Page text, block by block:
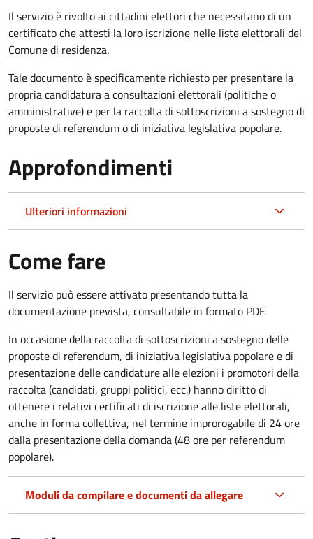
Il servizio è rivolto ai cittadini elettori che necessitano di un
certificato che attesti la loro iscrizione nelle liste elettorali del
Comune di residenza.
Tale documento è specificamente richiesto per presentare la
propria candidatura a consultazioni elettorali (politiche o
amministrative) e per la raccolta di sottoscrizioni a sostegno di
proposte di referendum o di iniziativa legislativa popolare.
Approfondimenti
Ulteriori informazioni
Come fare
Il servizio può essere attivato presentando tutta la
documentazione prevista, consultabile in formato PDF.
In occasione della raccolta di sottoscrizioni a sostegno delle
proposte di referendum, di iniziativa legislativa popolare e di
presentazione delle candidature alle elezioni i promotori della
raccolta (candidati, gruppi politici, ecc.) hanno diritto di
ottenere i relativi certificati di iscrizione alle liste elettorali,
anche in forma collettiva, nel termine improrogabile di 24 ore
dalla presentazione della domanda (48 ore per referendum
popolare).
Moduli da compilare e documenti da allegare